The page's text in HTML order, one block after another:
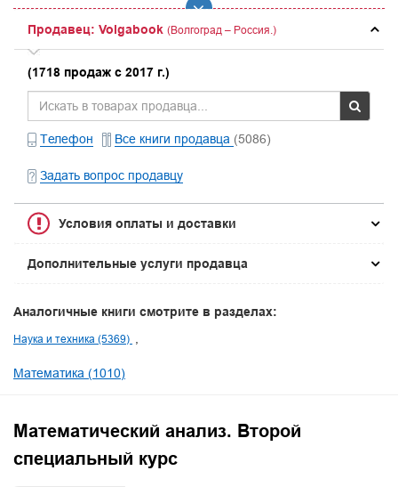
Продавец: Volgabook (Волгоград – Россия.)
(1718 продаж с 2017 г.)
Телефон Все книги продавца (5086)
Задать вопрос продавцу
Условия оплаты и доставки
Дополнительные услуги продавца
Аналогичные книги смотрите в разделах:
Наука и техника (5369)
Математика (1010)
Математический анализ. Второй
специальный курс